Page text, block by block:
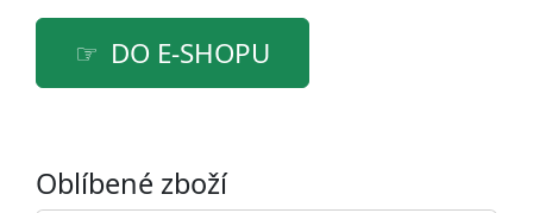
DO E-SHOPU
Oblíbené zboží